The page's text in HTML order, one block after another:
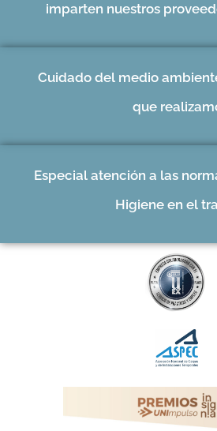
imparten nuestros
Cuidado del medio
que
Especial atención a las
Higiene en el